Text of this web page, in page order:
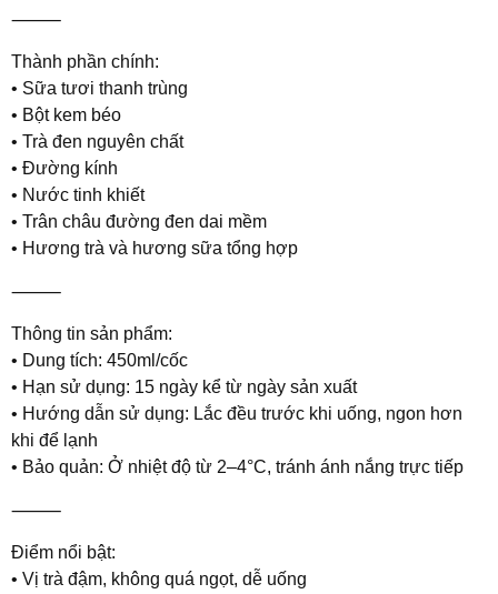
⸻
Thành phần chính:
• Sữa tươi thanh trùng
• Bột kem béo
• Trà đen nguyên chất
• Đường kính
• Nước tinh khiết
• Trân châu đường đen dai mềm
• Hương trà và hương sữa tổng hợp
⸻
Thông tin sản phẩm:
• Dung tích: 450ml/cốc
• Hạn sử dụng: 15 ngày kể từ ngày sản xuất
• Hướng dẫn sử dụng: Lắc đều trước khi uống, ngon hơn
khi để lạnh
• Bảo quản: Ở nhiệt độ từ 2–4°C, tránh ánh nắng trực tiếp
⸻
Điểm nổi bật:
• Vị trà đậm, không quá ngọt, dễ uống